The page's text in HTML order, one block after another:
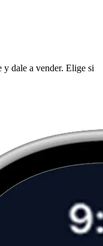
dale a vender. Elige si